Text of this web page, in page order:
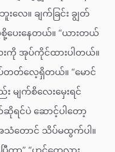
းလေ။ ချက်ခြင်း ချွတ်
ပေးနေတယ်။ “ယားတယ်
းကို အုပ်ကိုင်ထားပါတယ်။
တတ်လေ့ရှိတယ်။ “မောင်
မျက်စိလေးမှေးရင်
ဆိုရင်ပဲ ဆောင့်ပါတော့
တောင် သိပ်မထွက်ပါ။